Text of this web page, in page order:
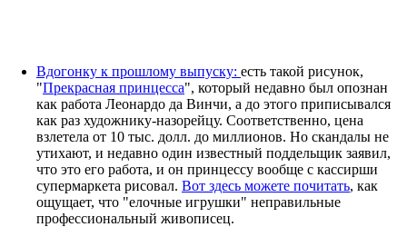
Вдогонку к прошлому выпуску: есть такой рисунок,
"Прекрасная принцесса", который недавно был опознан
как работа Леонардо да Винчи, а до этого приписывался
как раз художнику-назорейцу. Соответственно, цена
взлетела от 10 тыс. долл. до миллионов. Но скандалы не
утихают, и недавно один известный поддельщик заявил,
что это его работа, и он принцессу вообще с кассирши
супермаркета рисовал. Вот здесь можете почитать, как
ощущает, что "елочные игрушки" неправильные
профессиональный живописец.